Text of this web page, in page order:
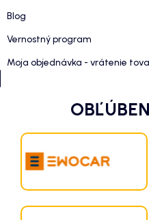
Blog
Vernostný program
Moja objednávka - vrátenie